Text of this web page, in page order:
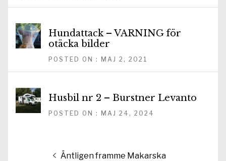
Hundattack – VARNING för
otäcka bilder
POSTED ON : MAJ 2, 2021
Husbil nr 2 – Burstner Levanto
POSTED ON : MAJ 24, 2024
Inläggsnavigering
Föregående
Äntligen framme Makarska